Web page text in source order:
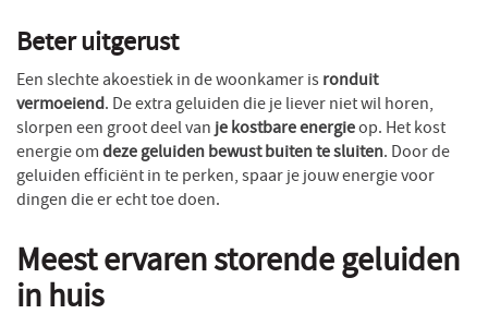
Beter uitgerust
Een slechte akoestiek in de woonkamer isronduit
vermoeiend. De extra geluiden die je liever niet wil horen,
slorpen een groot deel vanje kostbare energieop. Het kost
energie omdeze geluiden bewust buiten te sluiten. Door de
geluiden efficiënt in te perken, spaar je jouw energie voor
dingen die er echt toe doen.
Meest ervaren storende geluiden
in huis